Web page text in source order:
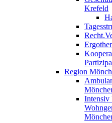
Krefeld
Region
Intensiv